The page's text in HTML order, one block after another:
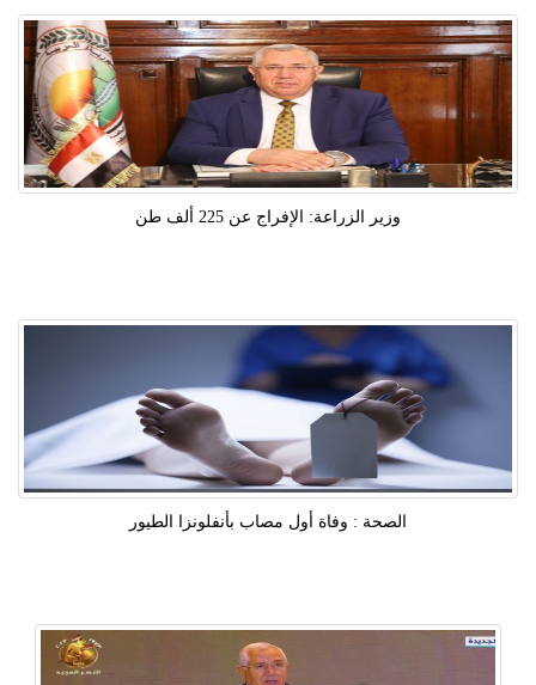
وزير الزراعة: الإفراج عن 225 ألف طن
الصحة : وفاة أول مصاب بأنفلونزا الطيور